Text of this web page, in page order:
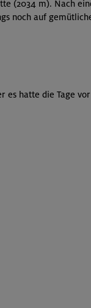
(2034 m). Nach
noch auf
es hatte die Tage